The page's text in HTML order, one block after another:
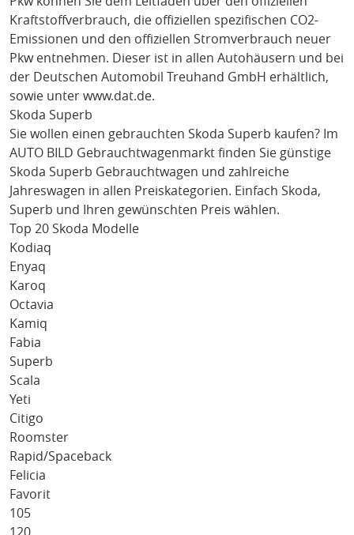
Kraftstoffverbrauch, die offiziellen spezifischen CO2-
Emissionen und den offiziellen Stromverbrauch neuer
Pkw entnehmen. Dieser ist in allen Autohäusern und bei
der Deutschen Automobil Treuhand GmbH erhältlich,
sowie unter www.dat.de.
Skoda Superb
Sie wollen einen gebrauchten Skoda Superb kaufen? Im
AUTO BILD Gebrauchtwagenmarkt finden Sie günstige
Skoda Superb Gebrauchtwagen und zahlreiche
Jahreswagen in allen Preiskategorien. Einfach Skoda,
Superb und Ihren gewünschten Preis wählen.
Top 20 Skoda Modelle
Kodiaq
Enyaq
Karoq
Octavia
Kamiq
Fabia
Superb
Scala
Yeti
Citigo
Roomster
Rapid/Spaceback
Felicia
Favorit
105